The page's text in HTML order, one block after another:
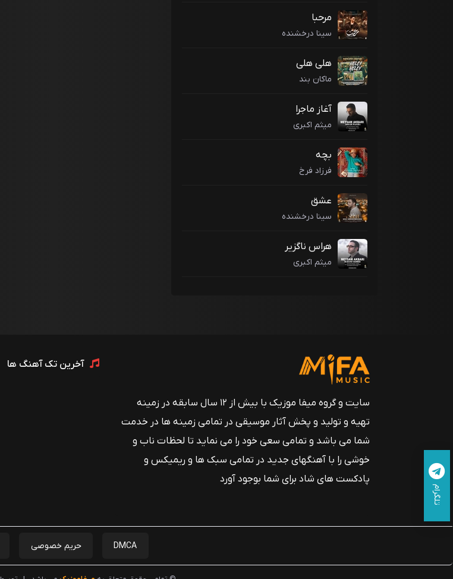
مرحبا
سینا درخشنده
هلی هلی
ماکان بند
آغاز ماجرا
میثم اکبری
بچه
فرزاد فرخ
عشق
سینا درخشنده
هراس ناگزیر
میثم اکبری
سایت و گروه میفا موزیک با بیش از ۱۲ سال سابقه در زمینه
تهیه و تولید و پخش آثار موسیقی در تمامی زمینه ها در خدمت
شما می باشد و تمامی سعی خود را می نماید تا لحظات ناب و
خوشی را با آهنگهای جدید در تمامی سبک ها و ریمیکس و
پادکست های شاد برای شما بوجود آورد
آخرین تک آهنگ ها
DMCA حریم خصوصی
تلگرام